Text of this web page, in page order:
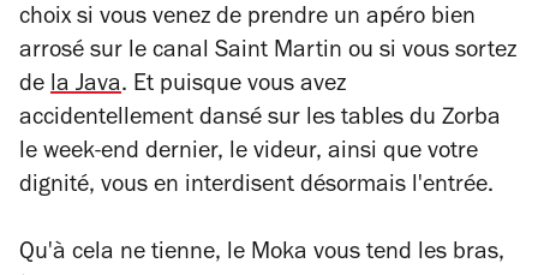
choix si vous venez de prendre un apéro bien
arrosé sur le canal Saint Martin ou si vous sortez
de la Java. Et puisque vous avez
accidentellement dansé sur les tables du Zorba
le week-end dernier, le videur, ainsi que votre
dignité, vous en interdisent désormais l'entrée.
Qu'à cela ne tienne, le Moka vous tend les bras,